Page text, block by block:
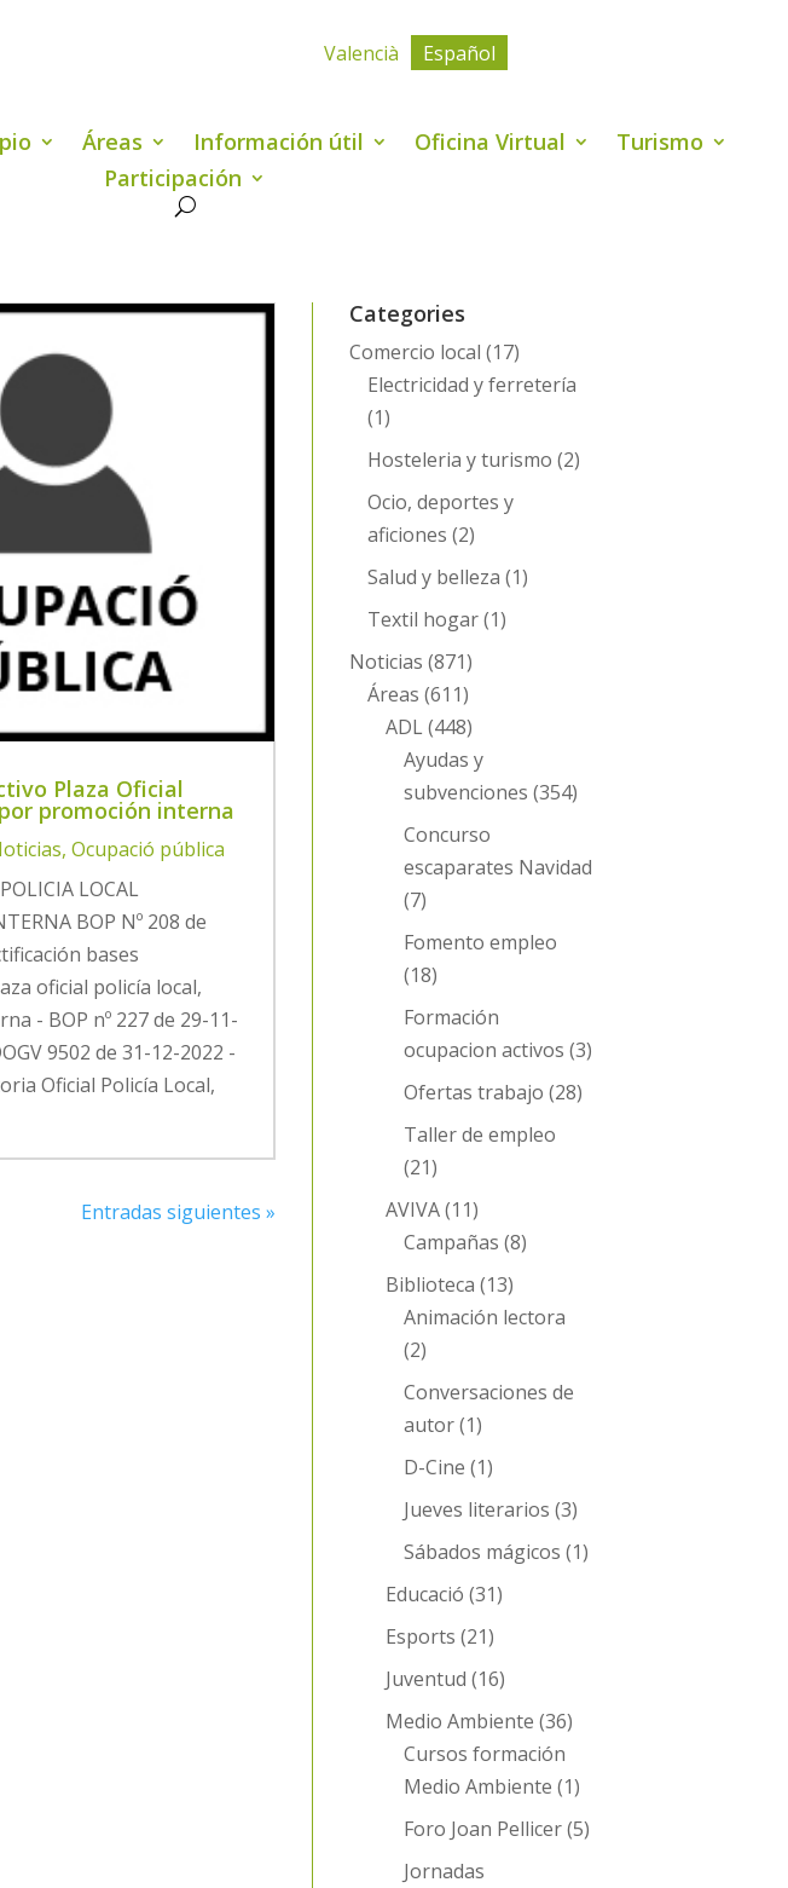
Valencià Español
Áreas Información útil Oficina Virtual
Turismo
Participación
Plaza Oficial
promoción interna
, Ocupació pública
LOCAL
BOP Nº 208 de
bases
oficial policía local,
- BOP nº 227 de 29-11-
9502 de 31-12-2022 -
Oficial Policía Local,
Entradas siguientes »
Categories
Comercio local (17)
Electricidad y ferretería
(1)
Hosteleria y turismo (2)
Ocio, deportes y
aficiones (2)
Salud y belleza (1)
Textil hogar(1)
Noticias (871)
Áreas (611)
ADL(448)
Ayudas y
subvenciones (354)
Concurso
escaparates Navidad
(7)
Fomento empleo
(18)
Formación
ocupacion activos (3)
Ofertas trabajo (28)
Taller de empleo
(21)
AVIVA(11)
Campañas (8)
Biblioteca (13)
Animación lectora
(2)
Conversaciones de
autor(1)
D-Cine (1)
Jueves literarios (3)
Sábados mágicos (1)
Educació (31)
Esports (21)
Juventud (16)
Medio Ambiente (36)
Cursos formación
Medio Ambiente (1)
Foro Joan Pellicer(5)
Jornadas